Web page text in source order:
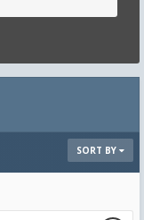
SORT BY